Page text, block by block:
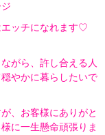
ッチになれます♡
がら、許し合える人
やかに暮らしたいで
、お客様にありがと
に一生懸命頑張りま